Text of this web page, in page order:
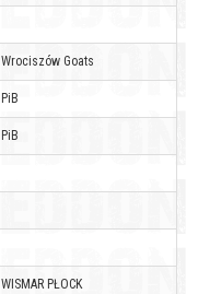
Wrociszów Goats
PiB
PiB
WISMAR PŁOCK